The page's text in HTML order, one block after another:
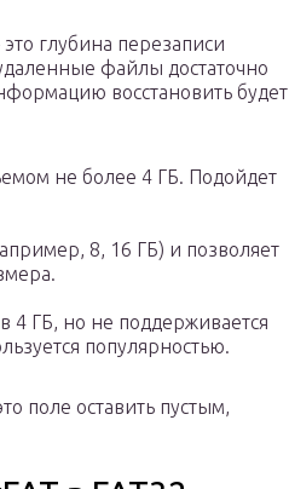
глубина перезаписи
файлы достаточно
восстановить будет
не более 4 ГБ. Подойдет
8, 16 ГБ) и позволяет
4 ГБ, но не поддерживается
популярностью.
поле оставить пустым,